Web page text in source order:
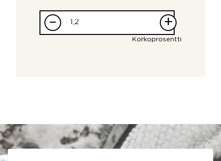
– +
Korkoprosentti